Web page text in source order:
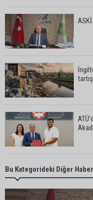
Bu Kategorideki Diğer